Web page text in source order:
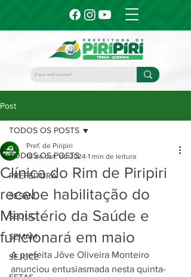
Post
TODOS OS POSTS
PREFEITURA
SESAM
SEDUC
SEMAM
SEJUCE
TODOS OS POSTS
Clínica do Rim de Piripiri
recebe habilitação do
Ministério da Saúde e
funcionará em maio
Pref. de Piripiri
18 de out. de 2024 1 min de leitura
A prefeita Jôve Oliveira Monteiro
anunciou entusiasmada nesta quinta-